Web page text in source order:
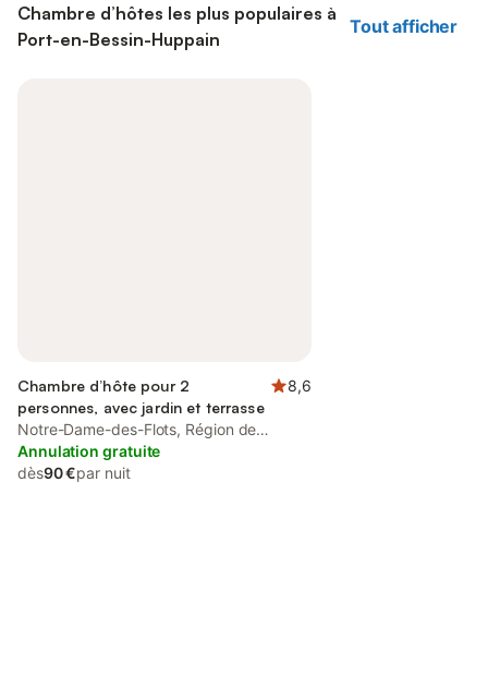
Chambre d’hôtes les plus populaires à
Port-en-Bessin-Huppain
Tout afficher
Chambre d’hôte pour 2
personnes, avec jardin et terrasse
8,6
Notre-Dame-des-Flots, Région de
Bayeux
Annulation gratuite
dès90 €par nuit